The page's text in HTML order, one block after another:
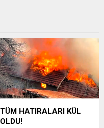
TÜM HATIRALARI KÜL
OLDU!